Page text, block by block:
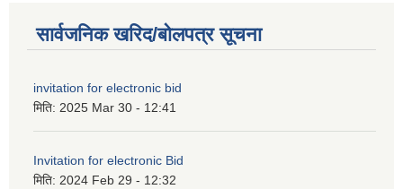
सार्वजनिक खरिद/बोलपत्र सूचना
invitation for electronic bid
मिति: 2025 Mar 30 - 12:41
Invitation for electronic Bid
मिति: 2024 Feb 29 - 12:32